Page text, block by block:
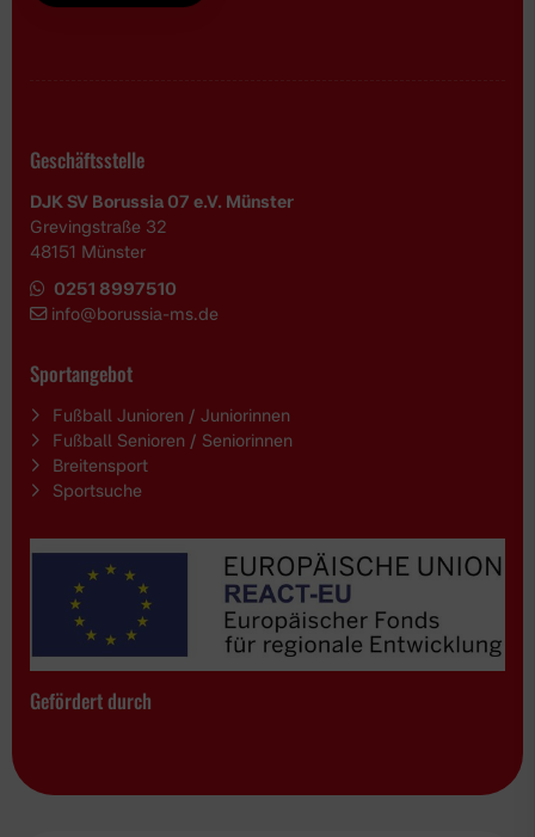
Geschäftsstelle
DJK SV Borussia 07 e.V. Münster
Grevingstraße 32
48151 Münster
0251 8997510
info@borussia-ms.de
Sportangebot
Fußball Junioren / Juniorinnen
Fußball Senioren / Seniorinnen
Breitensport
Sportsuche
Gefördert durch